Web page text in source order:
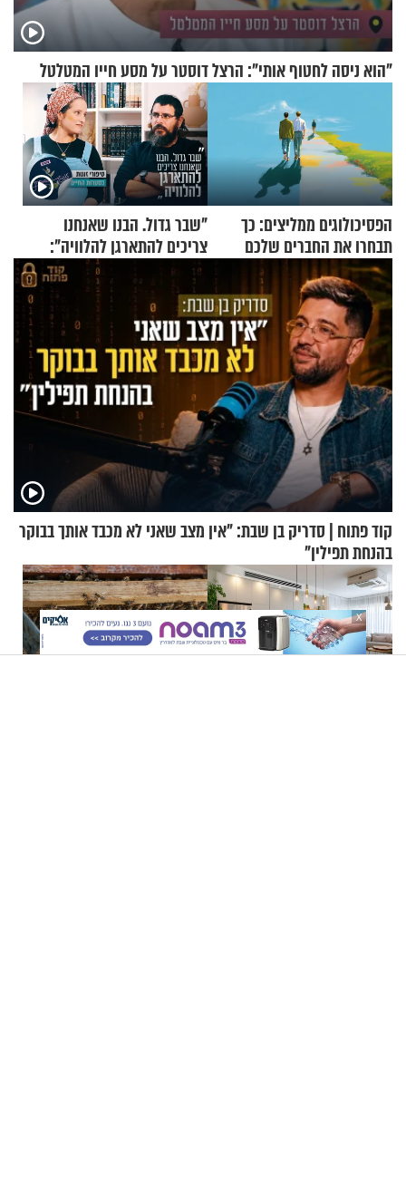
"הוא ניסה לחטוף אותי": הרצל דוסטר על מסע חייו המטלטל
הפסיכולוגים ממליצים: כך
תבחרו את החברים שלכם
בחיים
"שבר גדול. הבנו שאנחנו
צריכים להתארגן להלוויה":
זוגיות במבחן, הפעם עם מרים
וגד דנינו
קוד פתוח | סדריק בן שבת: "אין מצב שאני לא מכבד אותך בבוקר
בהנחת תפילין"
X